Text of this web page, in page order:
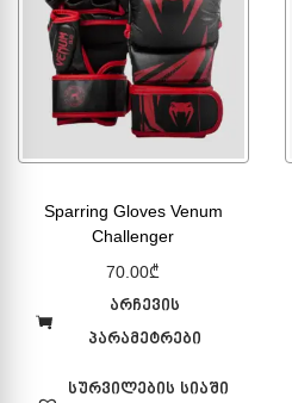
Sparring Gloves Venum
Challenger
70.00₾
არჩევის
პარამეტრები
სურვილების სიაში